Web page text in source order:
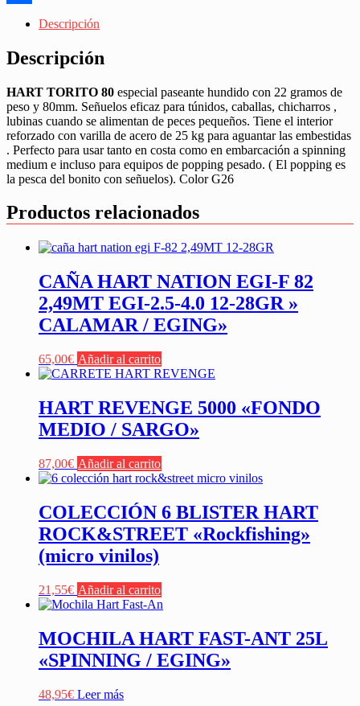
Descripción
Descripción
HART TORITO 80 especial paseante hundido con 22 gramos de
peso y 80mm. Señuelos eficaz para túnidos, caballas, chicharros ,
lubinas cuando se alimentan de peces pequeños. Tiene el interior
reforzado con varilla de acero de 25 kg para aguantar las embestidas
. Perfecto para usar tanto en costa como en embarcación a spinning
medium e incluso para equipos de popping pesado. ( El popping es
la pesca del bonito con señuelos). Color G26
Productos relacionados
CAÑA HART NATION EGI-F 82
2,49MT EGI-2.5-4.0 12-28GR »
CALAMAR / EGING»
65,00€ Añadir al carrito
HART REVENGE 5000 «FONDO
MEDIO / SARGO»
87,00€ Añadir al carrito
COLECCIÓN 6 BLISTER HART
ROCK&STREET «Rockfishing»
(micro vinilos)
21,55€ Añadir al carrito
MOCHILA HART FAST-ANT 25L
«SPINNING / EGING»
48,95€ Leer más